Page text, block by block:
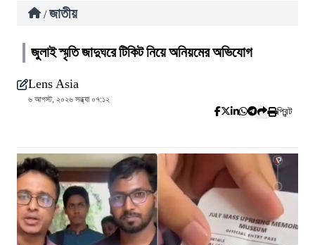
/ জাতীয়
জুলাই স্মৃতি জাদুঘরে টিকিট নিয়ে অনিয়মের অভিযোগ
Lens Asia
৬ আগস্ট, ২০২৬ সন্ধ্যা ০৭:১২
প্রিন্ট